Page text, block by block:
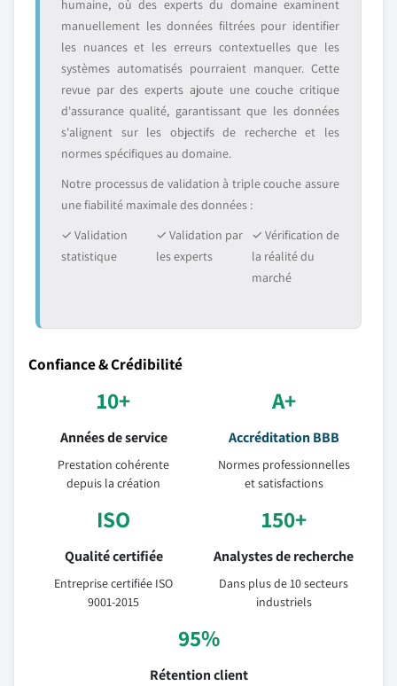
humaine, où des experts du domaine examinent
manuellement les données filtrées pour identifier
les nuances et les erreurs contextuelles que les
systèmes automatisés pourraient manquer. Cette
revue par des experts ajoute une couche critique
d'assurance qualité, garantissant que les données
s'alignent sur les objectifs de recherche et les
normes spécifiques au domaine.
Notre processus de validation à triple couche assure
une fiabilité maximale des données :
✓ Validation
statistique
✓ Validation par
les experts
✓ Vérification de
la réalité du
marché
Confiance & Crédibilité
10+
Années de service
Prestation cohérente
depuis la création
A+
Accréditation BBB
Normes professionnelles
et satisfactions
ISO
Qualité certifiée
Entreprise certifiée ISO
9001-2015
150+
Analystes de recherche
Dans plus de 10 secteurs
industriels
95%
Rétention client